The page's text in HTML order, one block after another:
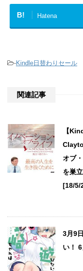
B! Hatena
-Kindle日替わりセール
関連記事
【
オブ
を巣
[18/5/
3月9
い！